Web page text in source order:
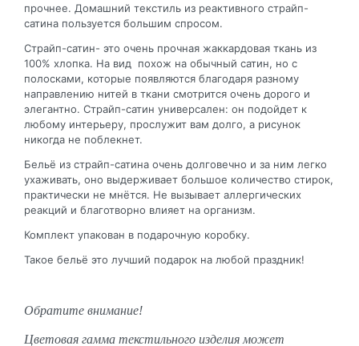
прочнее. Домашний текстиль из реактивного страйп-
сатина пользуется большим спросом.
Страйп-сатин- это очень прочная жаккардовая ткань из
100% хлопка. На вид похож на обычный сатин, но с
полосками, которые появляются благодаря разному
направлению нитей в ткани смотрится очень дорого и
элегантно. Страйп-сатин универсален: он подойдет к
любому интерьеру, прослужит вам долго, а рисунок
никогда не поблекнет.
Бельё из страйп-сатина очень долговечно и за ним легко
ухаживать, оно выдерживает большое количество стирок,
практически не мнётся. Не вызывает аллергических
реакций и благотворно влияет на организм.
Комплект упакован в подарочную коробку.
Такое бельё это лучший подарок на любой праздник!
Обратите внимание!
Цветовая гамма текстильного изделия может